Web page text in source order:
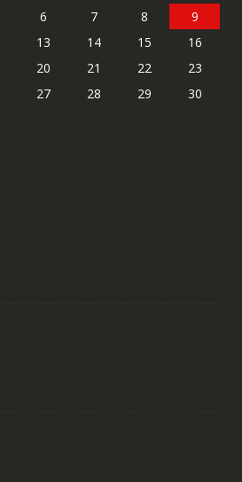
6 7 8
9
13 14 15
16
20 21 22
23
27 28 29
30